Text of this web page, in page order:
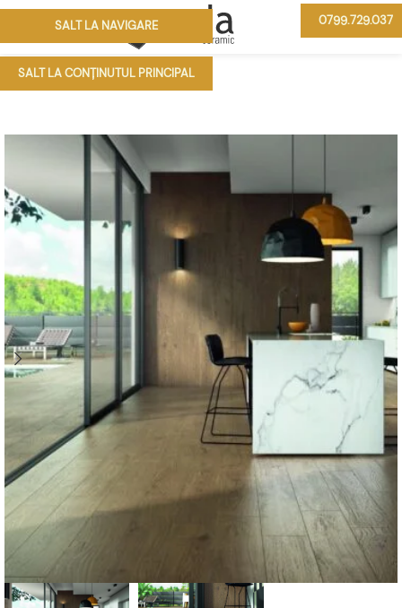
SALT LA NAVIGARE
SALT LA CONȚINUTUL PRINCIPAL
0799.729.037